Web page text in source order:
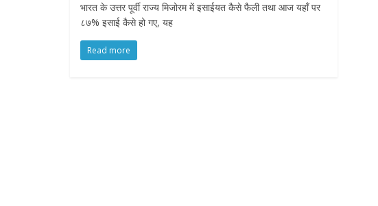
भारत के उत्तर पूर्वी राज्य मिजोरम में इसाईयत कैसे फैली तथा आज यहाँ पर
८७% इसाई कैसे हो गए, यह
Read more